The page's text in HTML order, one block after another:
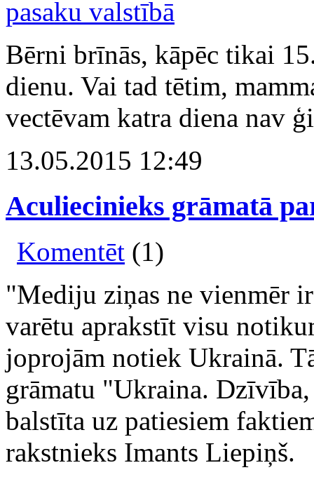
Bērni brīnās, kāpēc tikai
dienu. Vai tad tētim,
vectēvam katra diena nav
13.05.2015 12:49
Aculiecinieks grāmatā
Komentēt (1)
"Mediju ziņas ne vienmēr
varētu aprakstīt visu
joprojām notiek Ukrainā.
grāmatu "Ukraina.
balstīta uz patiesiem
rakstnieks Imants Liepiņš.